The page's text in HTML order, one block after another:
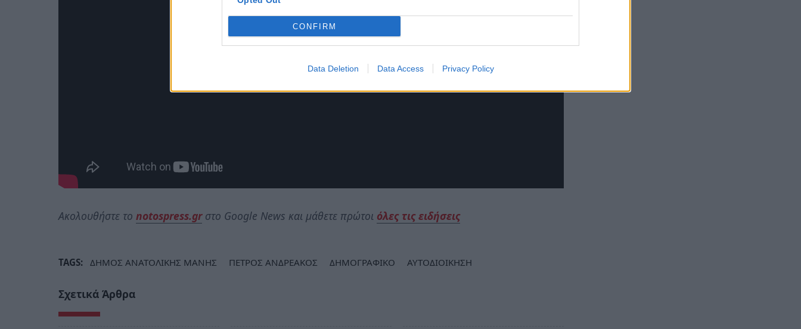
CONFIRM
Data Deletion Data Access Privacy Policy
Ακολουθήστε το notospress.grστο Google News και μάθετε πρώτοι όλες τις ειδήσεις
TAGS: ΔΗΜΟΣ ΑΝΑΤΟΛΙΚΗΣ ΜΑΝΗΣ ΠΕΤΡΟΣ ΑΝΔΡΕΑΚΟΣ ΔΗΜΟΓΡΑΦΙΚΟ ΑΥΤΟΔΙΟΙΚΗΣΗ
Σχετικά Άρθρα